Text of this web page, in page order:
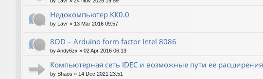
Недокомпьютер КК0.0
by Lavr » 13 Mar 2016 09:57
8OD – Arduino form factor Intel 8086
byAndy6zx » 02 Apr 2016 06:13
Компьютерная сеть IDEC и возможные пути её расширения
by Shaos » 14 Dec 2021 23:51